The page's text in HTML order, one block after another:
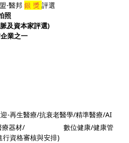
-醫邦銀 獎 評選
照
及資本家評選)
業之一
-再生醫療/抗衰老醫學/精準醫療/AI
/醫療器材/ 數位健康/健康管
行資格審核與安排)